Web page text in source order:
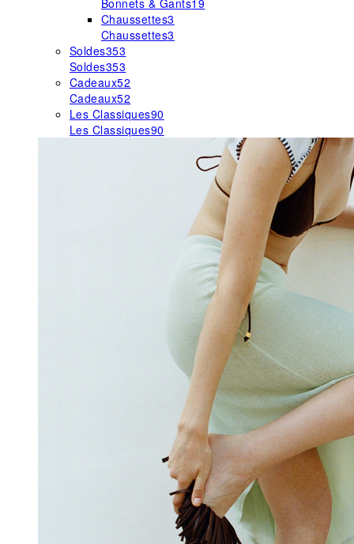
Bonnets & Gants19
Chaussettes3
Chaussettes3
Soldes353
Soldes353
Cadeaux52
Cadeaux52
Les Classiques90
Les Classiques90